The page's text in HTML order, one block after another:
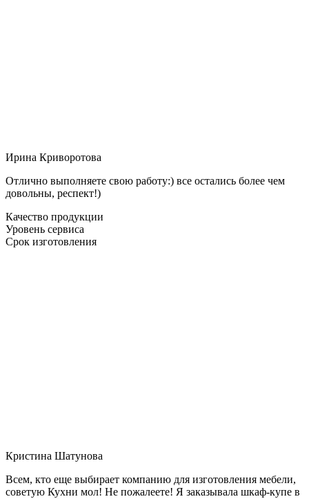
Ирина Криворотова
Отлично выполняете свою работу:) все остались более чем
довольны, респект!)
Качество продукции
Уровень сервиса
Срок изготовления
Кристина Шатунова
Всем, кто еще выбирает компанию для изготовления мебели,
советую Кухни мол! Не пожалеете! Я заказывала шкаф-купе в